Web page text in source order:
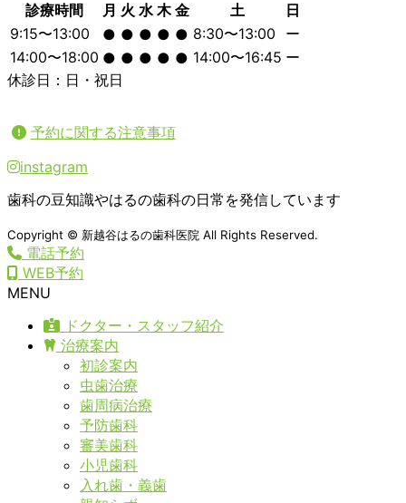
診療時間 月 火 水 木 金 土
日
9:15〜13:00
● ● ● ● ● 8:30〜13:00
ー
14:00〜18:00 ● ● ● ● ● 14:00〜16:45 ー
休診日：日・祝日
予約に関する注意事項
instagram
歯科の豆知識やはるの歯科の日常を発信しています
Copyright © 新越谷はるの歯科医院 All Rights Reserved.
電話予約
WEB予約
MENU
ドクター・スタッフ紹介
治療案内
初診案内
虫歯治療
歯周病治療
予防歯科
審美歯科
小児歯科
入れ歯・義歯